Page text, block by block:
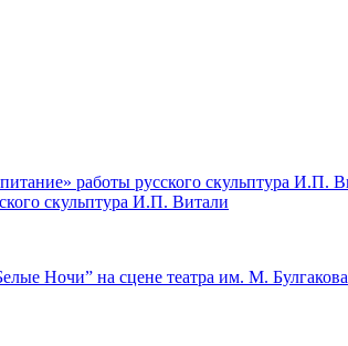
скульптура И.П. Витали
Ночи” на сцене театра им. М. Булгакова